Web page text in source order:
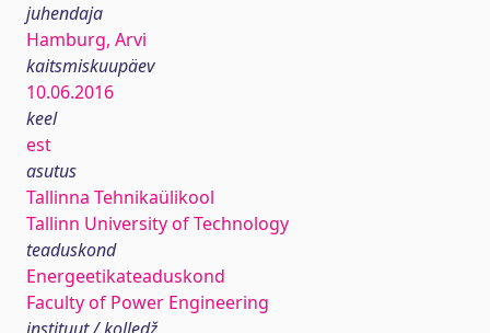
juhendaja
Hamburg, Arvi
kaitsmiskuupäev
10.06.2016
keel
est
asutus
Tallinna Tehnikaülikool
Tallinn University of Technology
teaduskond
Energeetikateaduskond
Faculty of Power Engineering